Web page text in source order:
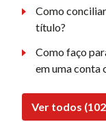
Como
título?
Como faço
em uma conta
Ver todos